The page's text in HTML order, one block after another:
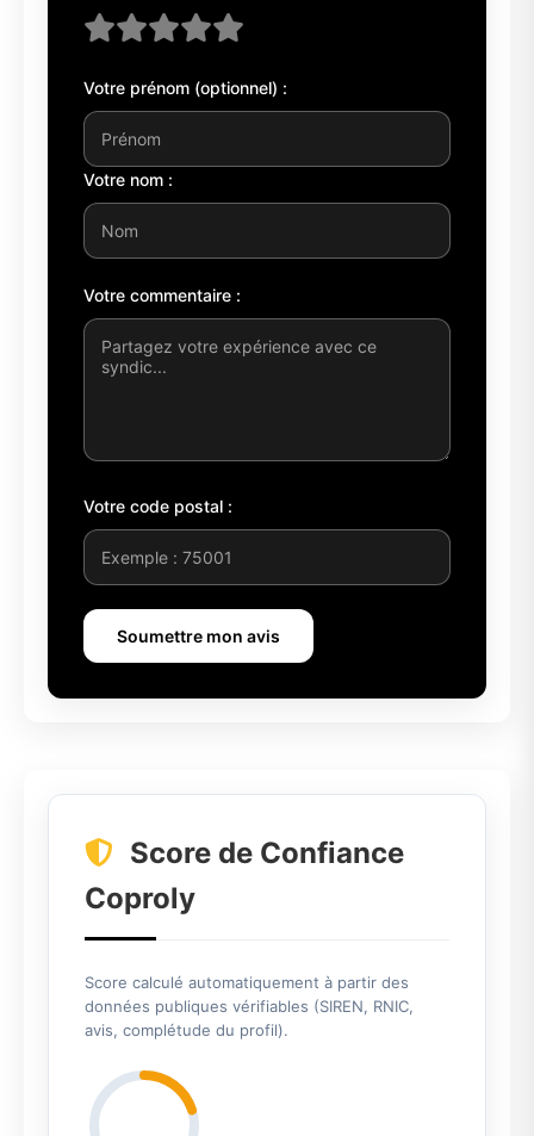
Votre prénom (optionnel) :
Votre nom :
Votre commentaire :
Votre code postal :
Soumettre mon avis
Score de Confiance
Coproly
Score calculé automatiquement à partir des
données publiques vérifiables (SIREN, RNIC,
avis, complétude du profil).